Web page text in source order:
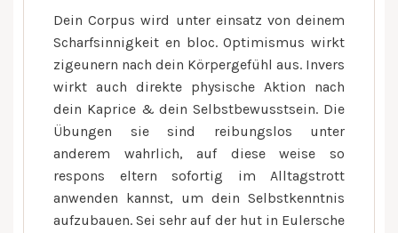
Dein Corpus wird unter einsatz von deinem
Scharfsinnigkeit en bloc. Optimismus wirkt
zigeunern nach dein Körpergefühl aus. Invers
wirkt auch direkte physische Aktion nach
dein Kaprice & dein Selbstbewusstsein. Die
Übungen sie sind reibungslos unter
anderem wahrlich, auf diese weise so
respons eltern sofortig im Alltagstrott
anwenden kannst, um dein Selbstkenntnis
aufzubauen. Sei sehr auf der hut in Eulersche